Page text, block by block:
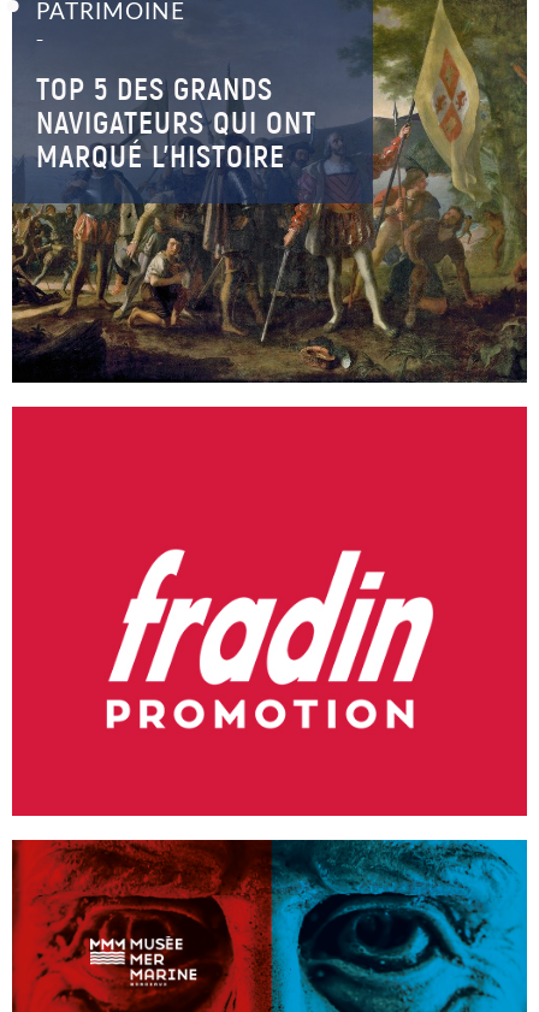
PATRIMOINE
–
TOP 5 DES GRANDS
NAVIGATEURS QUI ONT
MARQUÉ L’HISTOIRE